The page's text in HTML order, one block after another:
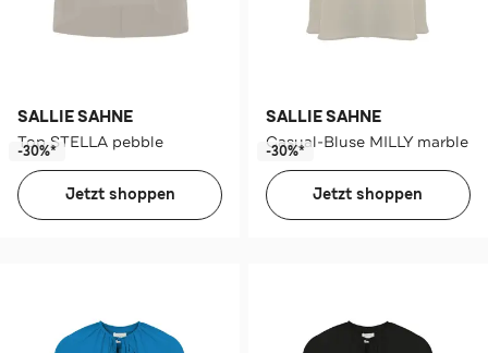
SALLIE SAHNE
Top STELLA pebble
-30%*
Jetzt shoppen
SALLIE SAHNE
Casual-Bluse MILLY marble
-30%*
Jetzt shoppen